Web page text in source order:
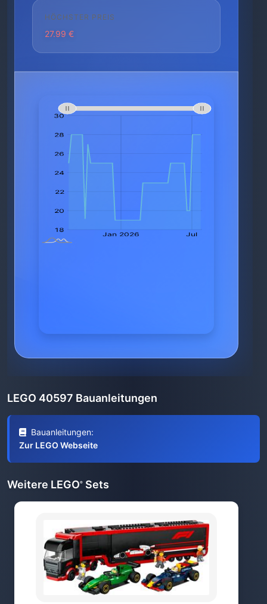
HÖCHSTER PREIS
27.99 €
LEGO 40597 Bauanleitungen
Bauanleitungen:
Zur LEGO Webseite
Weitere LEGO® Sets